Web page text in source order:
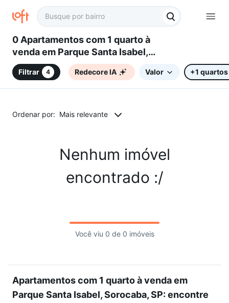
0 Apartamentos com 1 quarto à
venda em Parque Santa Isabel,
Sorocaba, SP
Filtrar 4 Redecore IA Valor +1 quartos
Ordenar por: Mais relevante
Nenhum imóvel
encontrado :/
Você viu 0 de 0 imóveis
Apartamentos com 1 quarto à venda em
Parque Santa Isabel, Sorocaba, SP: encontre